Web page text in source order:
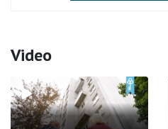
Video